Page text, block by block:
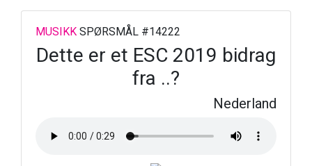
MUSIKK SPØRSMÅL #14222
Dette er et ESC 2019 bidrag
fra ..?
Nederland